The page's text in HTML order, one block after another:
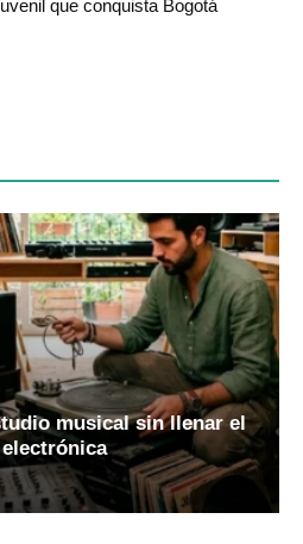
que conquista Bogotá
musical sin llenar el